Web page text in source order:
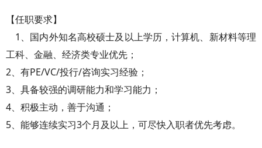
【任职要求】
1、国内外知名高校硕士及以上学历，计算机、新材料等理
工科、金融、经济类专业优先；
2、有PE/VC/投行/咨询实习经验；
3、具备较强的调研能力和学习能力；
4、积极主动，善于沟通；
5、能够连续实习3个月及以上，可尽快入职者优先考虑。